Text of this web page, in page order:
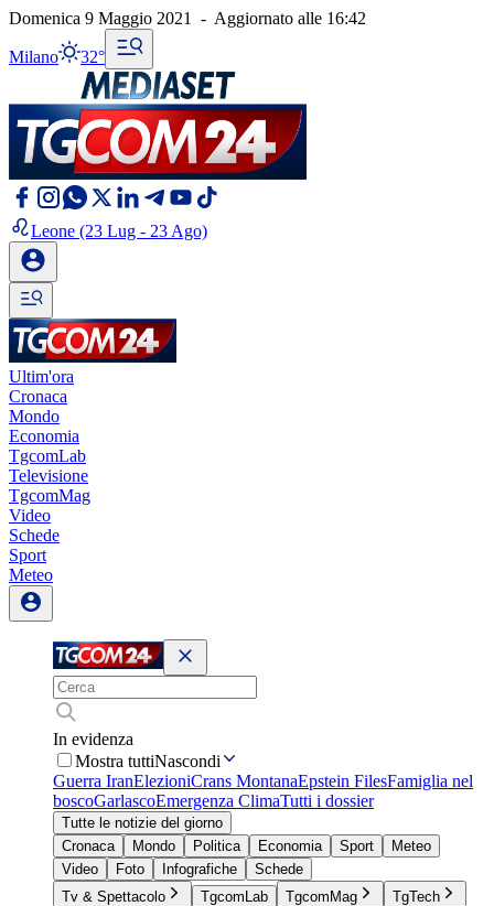
Domenica 9 Maggio 2021 - Aggiornato alle 16:42
Milano 32°
Leone (23 Lug - 23 Ago)
Ultim'ora
Cronaca
Mondo
Economia
TgcomLab
Televisione
TgcomMag
Video
Schede
Sport
Meteo
In evidenza
Mostra tuttiNascondi
Guerra IranElezioniCrans MontanaEpstein FilesFamiglia nel
boscoGarlascoEmergenza ClimaTutti i dossier
Tutte le notizie del giorno
Cronaca
Mondo Politica Economia Sport
Meteo
Video
Foto Infografiche
Schede
Tv & Spettacolo
TgcomLab TgcomMag
TgTech